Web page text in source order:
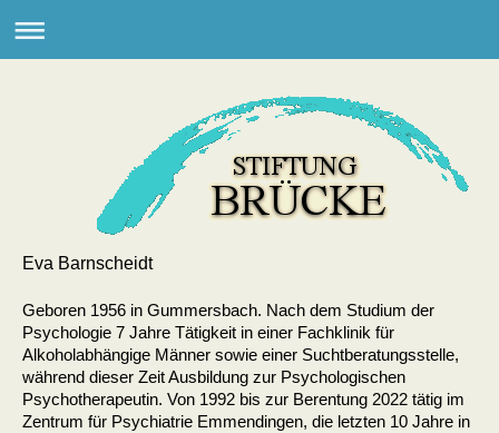
Eva Barnscheidt
Geboren 1956 in Gummersbach. Nach dem Studium der
Psychologie 7 Jahre Tätigkeit in einer Fachklinik für
Alkoholabhängige Männer sowie einer Suchtberatungsstelle,
während dieser Zeit Ausbildung zur Psychologischen
Psychotherapeutin. Von 1992 bis zur Berentung 2022 tätig im
Zentrum für Psychiatrie Emmendingen, die letzten 10 Jahre in